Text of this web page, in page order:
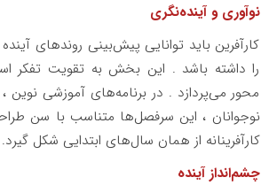
نوآوری و آینده‌نگری
کارآفرین باید توانایی پیش‌بینی روندهای
را داشته باشد . این بخش به تقویت تفکر
محور می‌پردازد . در برنامه‌های آموزشی نوین ،
نوجوانان ، این سرفصل‌ها متناسب با سن
کارآفرینانه از همان سال‌های ابتدایی شکل گیرد.
چشم‌انداز آینده